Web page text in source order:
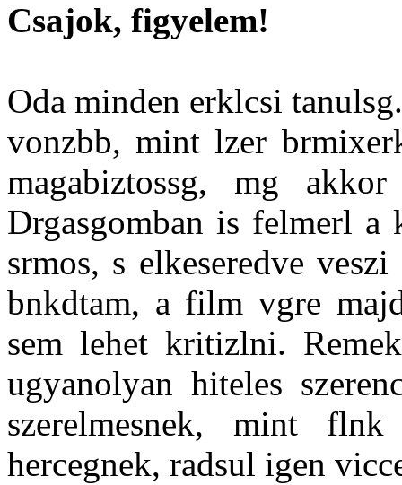
Csajok, figyelem!
Oda minden erklcsi
vonzbb, mint lzer
magabiztossg, mg
Drgasgomban is felmerl
srmos, s elkeseredve
bnkdtam, a film vgre
sem lehet kritizlni.
ugyanolyan hiteles
szerelmesnek, mint
hercegnek, radsul igen